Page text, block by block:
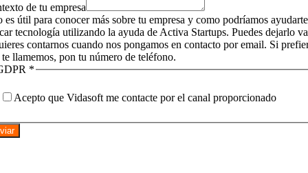
de tu empresa
es útil para conocer más sobre tu empresa y como podríamos
tecnología utilizando la ayuda de Activa Startups. Puedes dejarlo
contarnos cuando nos pongamos en contacto por email. Si
te llamemos, pon tu número de teléfono.
*
Acepto que Vidasoft me contacte por el canal proporcionado